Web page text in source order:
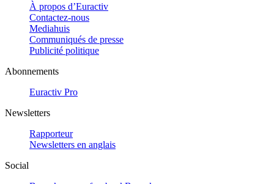
À propos d’Euractiv
Contactez-nous
Mediahuis
Communiqués de presse
Publicité politique
Abonnements
Euractiv Pro
Newsletters
Rapporteur
Newsletters en anglais
Social